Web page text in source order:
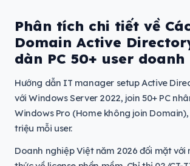
Phân tích chi tiết về
Domain Active
dàn PC 50+ user doanh
Hướng dẫn IT manager setup Active
với Windows Server 2022, join 50+ PC
Windows Pro (Home không join Domain),
triệu mỗi user.
Doanh nghiệp Việt năm 2026 đối mặt với